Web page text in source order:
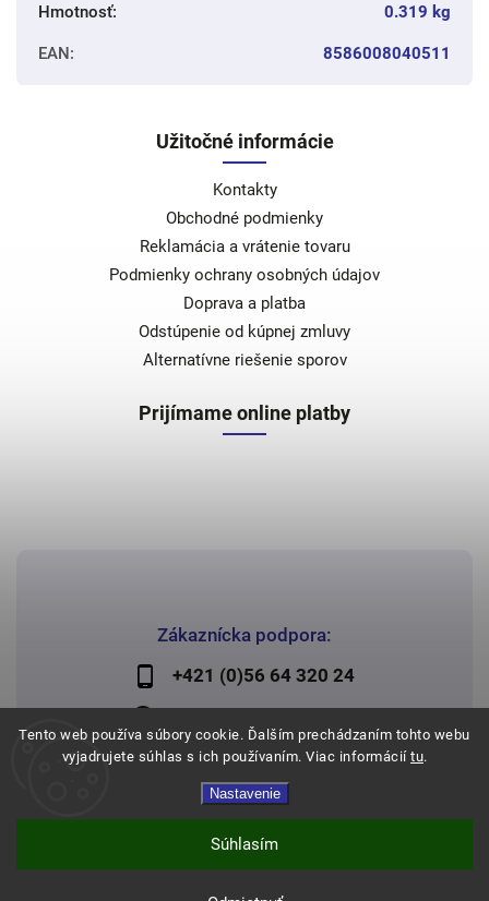
Tento web používa súbory cookie. Ďalším prechádzaním tohto webu
vyjadrujete súhlas s ich používaním. Viac informácií tu.
Nastavenie
Súhlasím
Hmotnosť: 0.319 kg
EAN: 8586008040511
Zákaznícka podpora:
+421 (0)56 64 320 24
Užitočné informácie
Kontakty
Obchodné podmienky
Reklamácia a vrátenie tovaru
Podmienky ochrany osobných údajov
Doprava a platba
Odstúpenie od kúpnej zmluvy
Alternatívne riešenie sporov
Prijímame online platby
Copyright 2026Papier Lechman. Všetky práva vyhradené.
Shoptet | Design